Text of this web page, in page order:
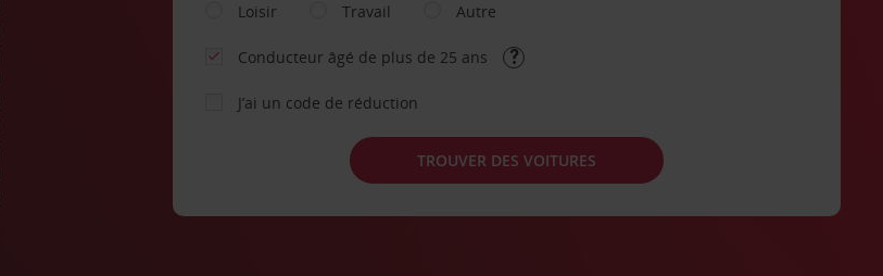
Loisir
Travail Autre
Conducteur âgé de plus de 25 ans
J’ai un code de réduction
TROUVER DES VOITURES